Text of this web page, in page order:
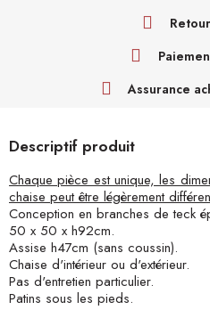
Assurance
Descriptif produit
Chaque pièce est unique, les
chaise peut être légèrement
Conception en branches de teck
50 x 50 x h92cm.
Assise h47cm (sans coussin).
Chaise d'intérieur ou d'extérieur.
Pas d'entretien particulier.
Patins sous les pieds.